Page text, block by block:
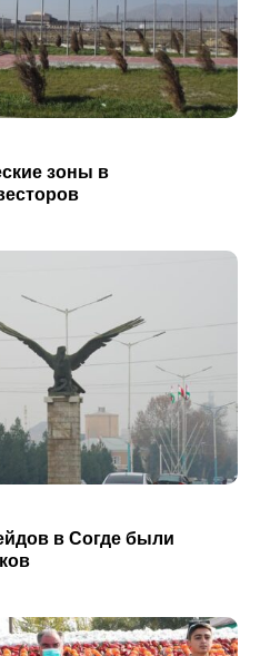
зоны в
в Согде были